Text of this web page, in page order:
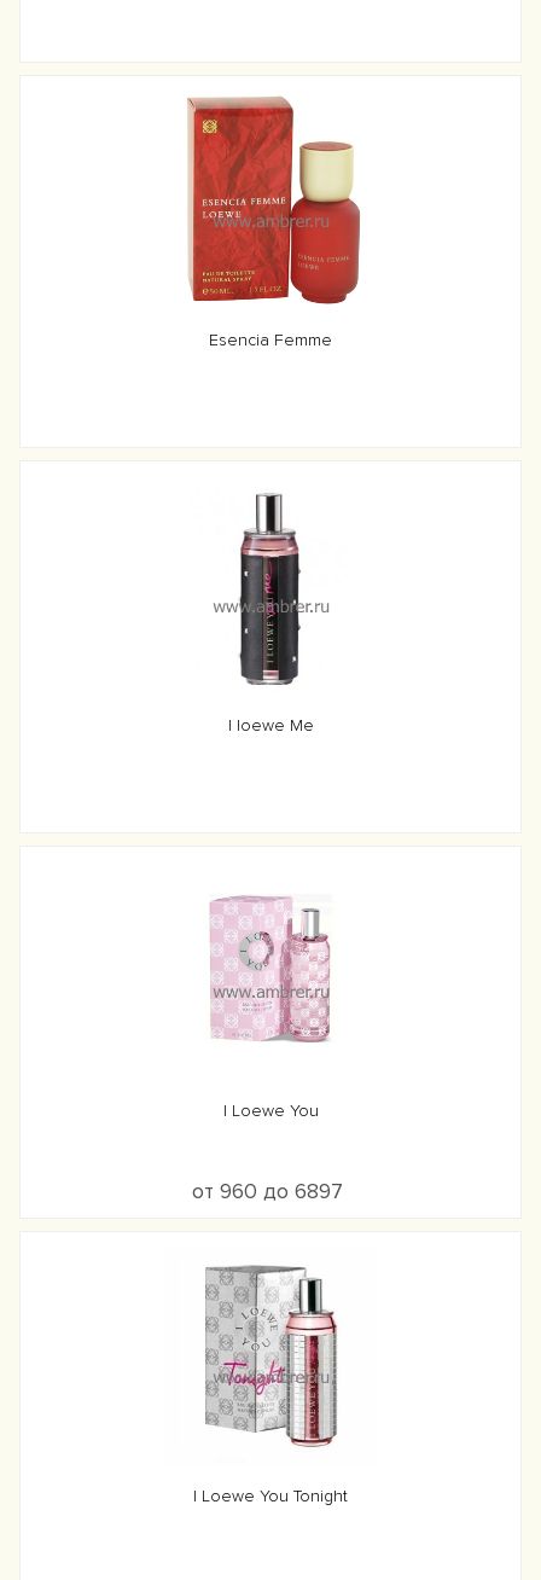
Esencia Femme
I loewe Me
I Loewe You
от 960 до 6897
I Loewe You Tonight